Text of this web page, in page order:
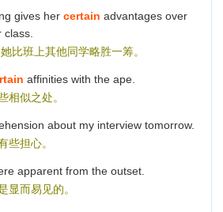
gives her certainadvantages over
比班上其他同学略胜一筹。
affinities with the ape.
相似之处。
about my interview tomorrow.
些担心。
apparent from the outset.
显而易见的。